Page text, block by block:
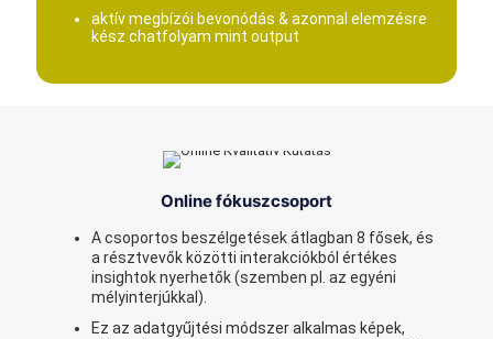
aktív megbízói bevonódás & azonnal elemzésre
kész chatfolyam mint output
Online fókuszcsoport
A csoportos beszélgetések átlagban 8 fősek, és
a résztvevők közötti interakciókból értékes
insightok nyerhetők (szemben pl. az egyéni
mélyinterjúkkal).
Ez az adatgyűjtési módszer alkalmas képek,